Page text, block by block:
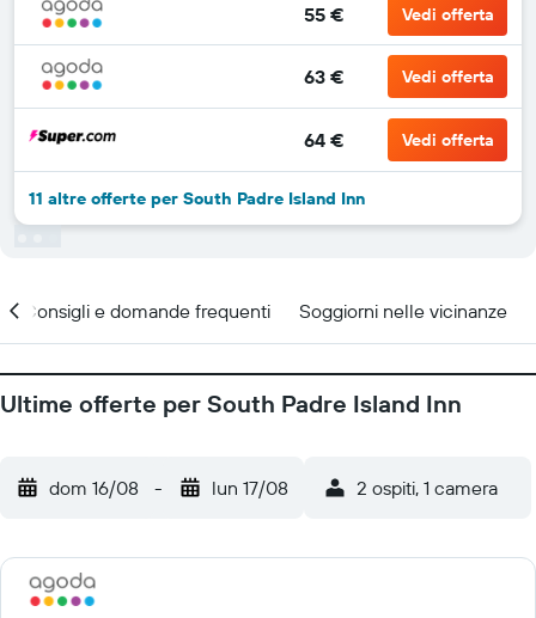
55 € Vedi offerta
63 € Vedi offerta
64 € Vedi offerta
11 altre offerte per South Padre Island Inn
Consigli e domande frequenti Soggiorni nelle vicinanze
Ultime offerte per South Padre Island Inn
dom 16/08 - lun 17/08 2 ospiti, 1 camera